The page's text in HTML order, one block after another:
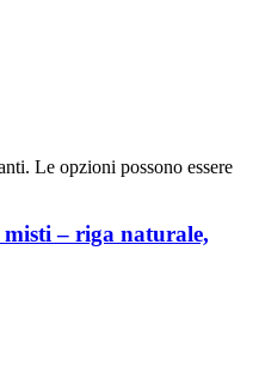
Le opzioni possono essere
– riga naturale,